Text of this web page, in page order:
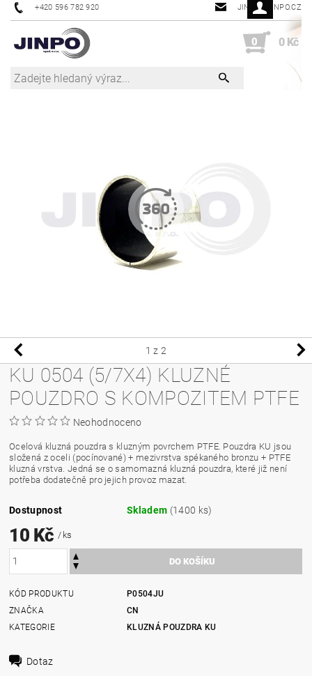
+420 596 782 920 JINPO@JINPO.CZ
0 0 Kč
1 z 2
KU 0504 (5/7X4) KLUZNÉ
POUZDRO S KOMPOZITEM PTFE
Neohodnoceno
Ocelová kluzná pouzdra s kluzným povrchem PTFE. Pouzdra KU jsou
složená z oceli (pocínované) + mezivrstva spékaného bronzu + PTFE
kluzná vrstva. Jedná se o samomazná kluzná pouzdra, které již není
potřeba dodatečně pro jejich provoz mazat.
Dostupnost Skladem (1400 ks)
10 Kč/ ks
KÓD PRODUKTU
P0504JU
ZNAČKA
CN
KATEGORIE
KLUZNÁ POUZDRA KU
Dotaz